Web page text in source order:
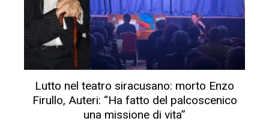
Lutto nel teatro siracusano: morto Enzo
Firullo, Auteri: “Ha fatto del palcoscenico
una missione di vita”